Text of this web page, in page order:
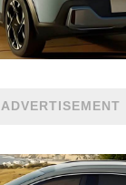
ADVERTISEMENT